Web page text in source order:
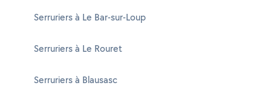
Serruriers à Le Bar-sur-Loup
Serruriers à Le Rouret
Serruriers à Blausasc